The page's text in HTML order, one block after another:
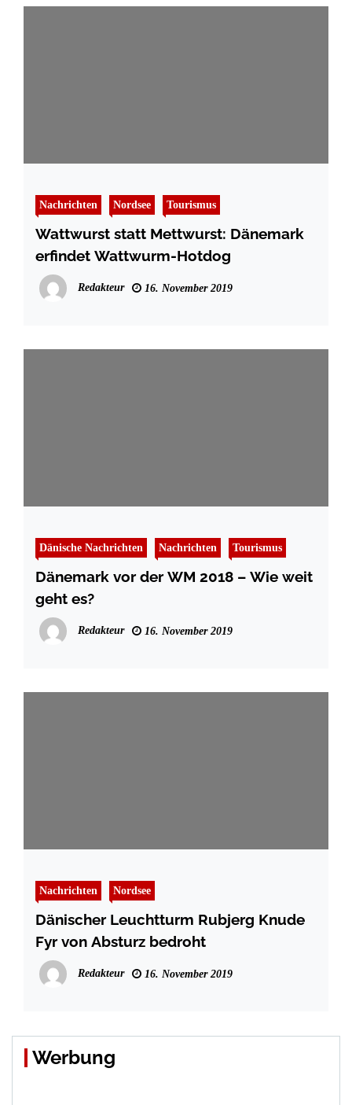
Nachrichten Nordsee Tourismus
Wattwurst statt Mettwurst: Dänemark
erfindet Wattwurm-Hotdog
Redakteur 16. November 2019
Dänische Nachrichten Nachrichten Tourismus
Dänemark vor der WM 2018 – Wie weit
geht es?
Redakteur 16. November 2019
Nachrichten Nordsee
Dänischer Leuchtturm Rubjerg Knude
Fyr von Absturz bedroht
Redakteur 16. November 2019
Werbung